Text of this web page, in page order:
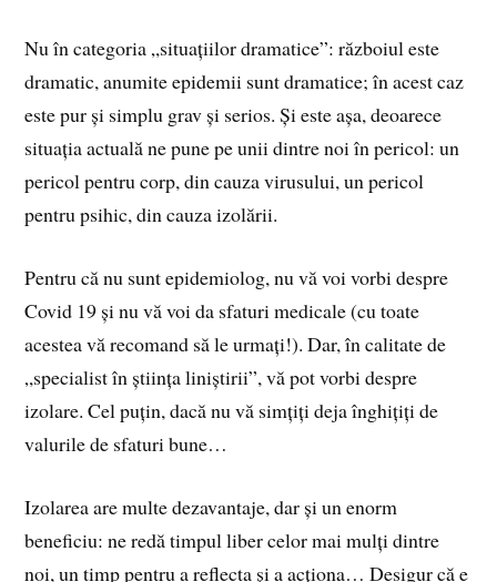
Nu în categoria „situațiilor dramatice”: războiul este
dramatic, anumite epidemii sunt dramatice; în acest caz
este pur și simplu grav și serios. Și este așa, deoarece
situația actuală ne pune pe unii dintre noi în pericol: un
pericol pentru corp, din cauza virusului, un pericol
pentru psihic, din cauza izolării.
Pentru că nu sunt epidemiolog, nu vă voi vorbi despre
Covid 19 și nu vă voi da sfaturi medicale (cu toate
acestea vă recomand să le urmați!). Dar, în calitate de
„specialist în știința liniștirii”, vă pot vorbi despre
izolare. Cel puțin, dacă nu vă simțiți deja înghițiți de
valurile de sfaturi bune…
Izolarea are multe dezavantaje, dar și un enorm
beneficiu: ne redă timpul liber celor mai mulți dintre
noi, un timp pentru a reflecta și a acționa… Desigur că e